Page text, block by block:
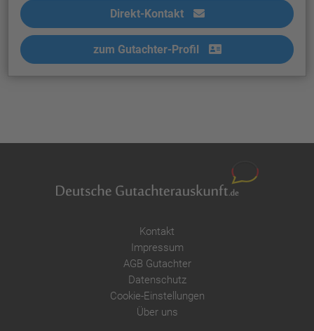
Direkt-Kontakt
zum Gutachter-Profil
Kontakt
Impressum
AGB Gutachter
Datenschutz
Cookie-Einstellungen
Über uns